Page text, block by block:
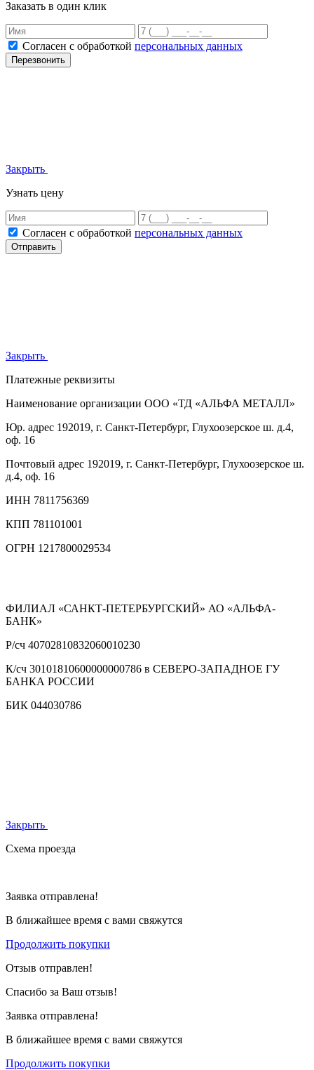
Заказать в один клик
Согласен с обработкой персональных данных
Перезвонить
Закрыть
Узнать цену
Согласен с обработкой персональных данных
Отправить
Закрыть
Платежные реквизиты
Наименование организации ООО «ТД «АЛЬФА МЕТАЛЛ»
Юр. адрес 192019, г. Санкт-Петербург, Глухоозерское ш. д.4,
оф. 16
Почтовый адрес 192019, г. Санкт-Петербург, Глухоозерское ш.
д.4, оф. 16
ИНН 7811756369
КПП 781101001
ОГРН 1217800029534
ФИЛИАЛ «САНКТ-ПЕТЕРБУРГСКИЙ» АО «АЛЬФА-
БАНК»
Р/сч 40702810832060010230
К/сч 30101810600000000786 в СЕВЕРО-ЗАПАДНОЕ ГУ
БАНКА РОССИИ
БИК 044030786
Закрыть
Схема проезда
Заявка отправлена!
В ближайшее время с вами свяжутся
Продолжить покупки
Отзыв отправлен!
Спасибо за Ваш отзыв!
Заявка отправлена!
В ближайшее время с вами свяжутся
Продолжить покупки